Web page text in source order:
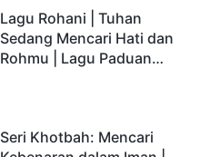
Lagu Rohani | Tuhan
Sedang Mencari Hati dan
Rohmu | Lagu Paduan
Seri Khotbah: Mencari